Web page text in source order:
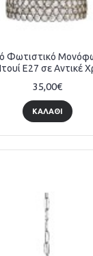
Φωτιστικό
E27 σε Αντικέ
35,00€
ΚΑΛΆΘΙ